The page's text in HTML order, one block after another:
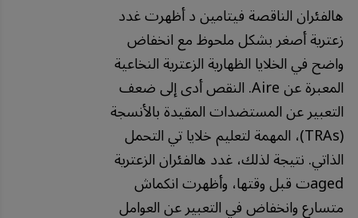
هالفئران الناقصة فيتامين د أظهرت غدد
زعترية أصغر بشكل ملحوظ مع انخفاض
واضح في الخلايا الظهارية الزعترية النخاعية
المعبرة عن Aire. النقص أدى إلى ضعف
التعبير عن المستضدات المقيدة بالأنسجة
(TRAs)، المهمة لتعليم خلايا تي التحمل
الذاتي. نتيجة لذلك، غدد هالفئران الزعترية
agedت قبل وقتها، وأظهرت انكماش
متسارع وانخفاض في التعبير عن العوامل